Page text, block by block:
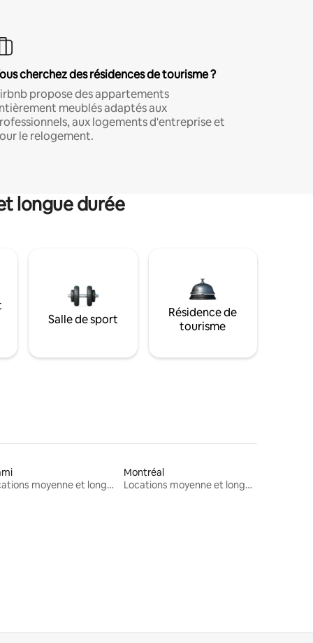
cherchez des résidences de tourisme ?
propose des appartements
meublés adaptés aux
aux logements d'entreprise et
le relogement.
longue durée
Salle de sport
Résidence de
tourisme
Locations moyenne et longue durée
Montréal
Locations moyenne et longue durée